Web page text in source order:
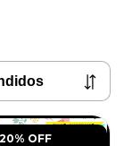
OFF